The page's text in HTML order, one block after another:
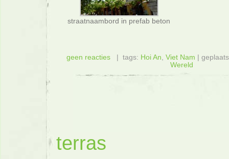
straatnaambord in prefab beton
geen reacties | tags: Hoi An Viet Nam |
Wereld
terras